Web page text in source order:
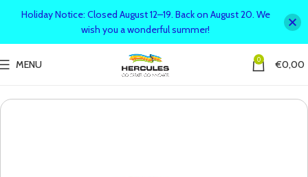
MENU 0 €0,00
Holiday Notice: Closed August 12–19. Back on August 20. We
wish you a wonderful summer!